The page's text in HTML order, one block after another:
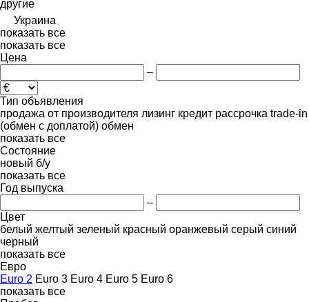
другие
Украина
показать все
показать все
Цена
–
Тип объявления
продажа от производителя лизинг кредит рассрочка trade-in
(обмен с доплатой) обмен
показать все
Состояние
новый б/у
показать все
Год выпуска
–
Цвет
белый желтый зеленый красный оранжевый серый синий
черный
показать все
Евро
Euro 2 Euro 3 Euro 4 Euro 5 Euro 6
показать все